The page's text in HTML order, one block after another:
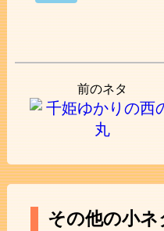
前のネタ
その他の小ネ